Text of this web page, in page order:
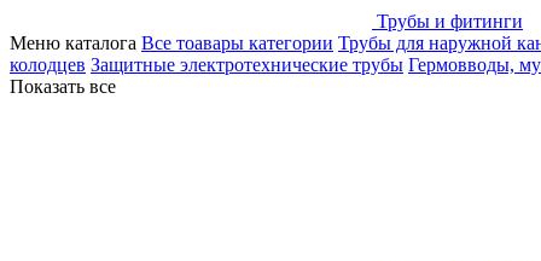
Трубы и фитинги
Меню каталога Все тоавары категории Трубы для наружной
колодцев Защитные электротехнические трубы Гермовводы,
Показать все